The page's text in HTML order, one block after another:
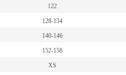
122
128-134
140-146
152-158
XS